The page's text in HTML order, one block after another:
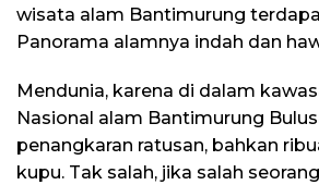
wisata alam Bantimurung
Panorama alamnya indah dan
Mendunia, karena di dalam
Nasional alam Bantimurung
penangkaran ratusan, bahkan
kupu. Tak salah, jika salah